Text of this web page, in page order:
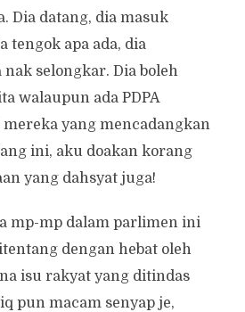
Dia datang, dia masuk
tengok apa ada, dia
nak selongkar. Dia boleh
walaupun ada PDPA
yang mencadangkan
ini, aku doakan korang
yang dahsyat juga!
mp-mp dalam parlimen ini
dengan hebat oleh
isu rakyat yang ditindas
pun macam senyap je,